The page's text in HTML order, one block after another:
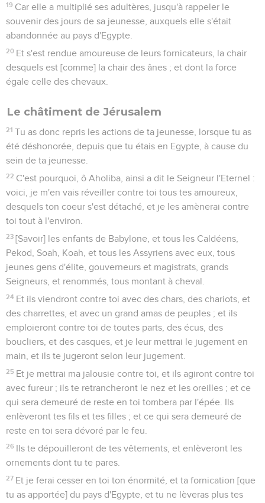
19 Car elle a multiplié ses adultères, jusqu'à rappeler le
souvenir des jours de sa jeunesse, auxquels elle s'était
abandonnée au pays d'Egypte.
20 Et s'est rendue amoureuse de leurs fornicateurs, la chair
desquels est [comme] la chair des ânes ; et dont la force
égale celle des chevaux.
Le châtiment de Jérusalem
21 Tu as donc repris les actions de ta jeunesse, lorsque tu as
été déshonorée, depuis que tu étais en Egypte, à cause du
sein de ta jeunesse.
22 C'est pourquoi, ô Aholiba, ainsi a dit le Seigneur l'Eternel :
voici, je m'en vais réveiller contre toi tous tes amoureux,
desquels ton coeur s'est détaché, et je les amènerai contre
toi tout à l'environ.
23 [Savoir] les enfants de Babylone, et tous les Caldéens,
Pekod, Soah, Koah, et tous les Assyriens avec eux, tous
jeunes gens d'élite, gouverneurs et magistrats, grands
Seigneurs, et renommés, tous montant à cheval.
24 Et ils viendront contre toi avec des chars, des chariots, et
des charrettes, et avec un grand amas de peuples ; et ils
emploieront contre toi de toutes parts, des écus, des
boucliers, et des casques, et je leur mettrai le jugement en
main, et ils te jugeront selon leur jugement.
25 Et je mettrai ma jalousie contre toi, et ils agiront contre toi
avec fureur ; ils te retrancheront le nez et les oreilles ; et ce
qui sera demeuré de reste en toi tombera par l'épée. Ils
enlèveront tes fils et tes filles ; et ce qui sera demeuré de
reste en toi sera dévoré par le feu.
26 Ils te dépouilleront de tes vêtements, et enlèveront les
ornements dont tu te pares.
27 Et je ferai cesser en toi ton énormité, et ta fornication [que
tu as apportée] du pays d'Egypte, et tu ne lèveras plus tes